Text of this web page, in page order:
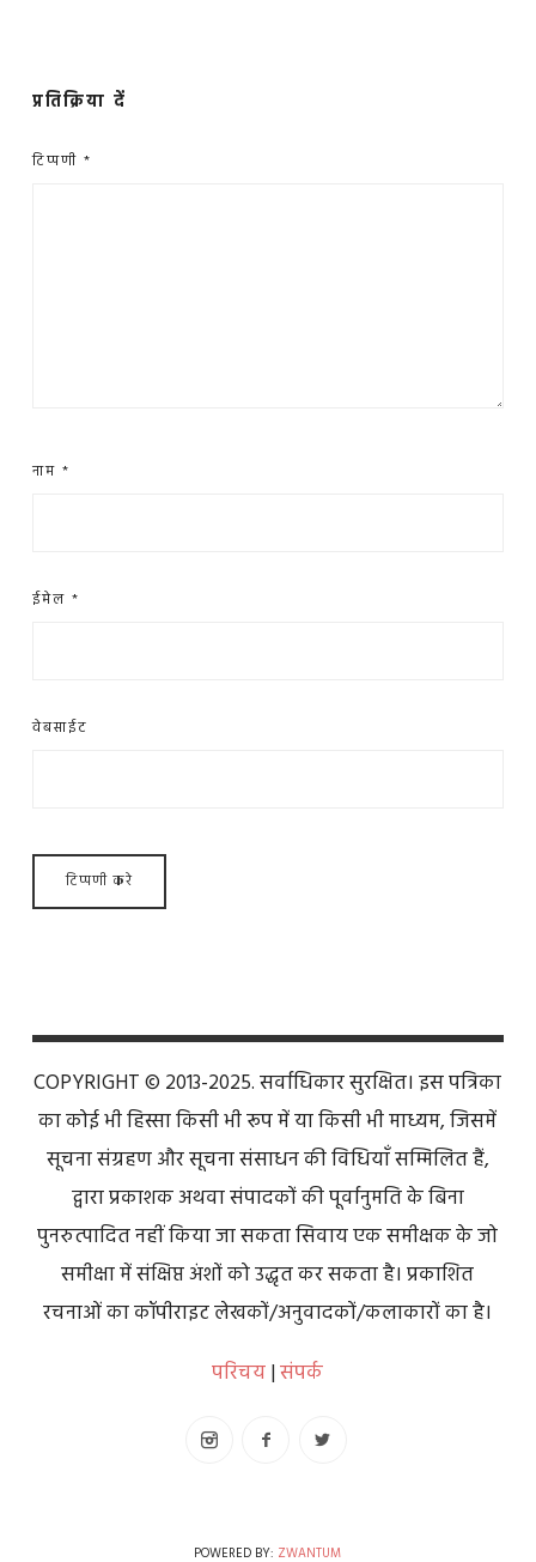
प्रतिक्रिया दें
टिप्पणी *
नाम *
ईमेल *
वेबसाईट
COPYRIGHT © 2013-2025. सर्वाधिकार सुरक्षित। इस पत्रिका
का कोई भी हिस्सा किसी भी रूप में या किसी भी माध्यम, जिसमें
सूचना संग्रहण और सूचना संसाधन की विधियाँ सम्मिलित हैं,
द्वारा प्रकाशक अथवा संपादकों की पूर्वानुमति के बिना
पुनरुत्पादित नहीं किया जा सकता सिवाय एक समीक्षक के जो
समीक्षा में संक्षिप्त अंशों को उद्धृत कर सकता है। प्रकाशित
रचनाओं का कॉपीराइट लेखकों/अनुवादकों/कलाकारों का है।
परिचय|संपर्क
POWERED BY: ZWANTUM